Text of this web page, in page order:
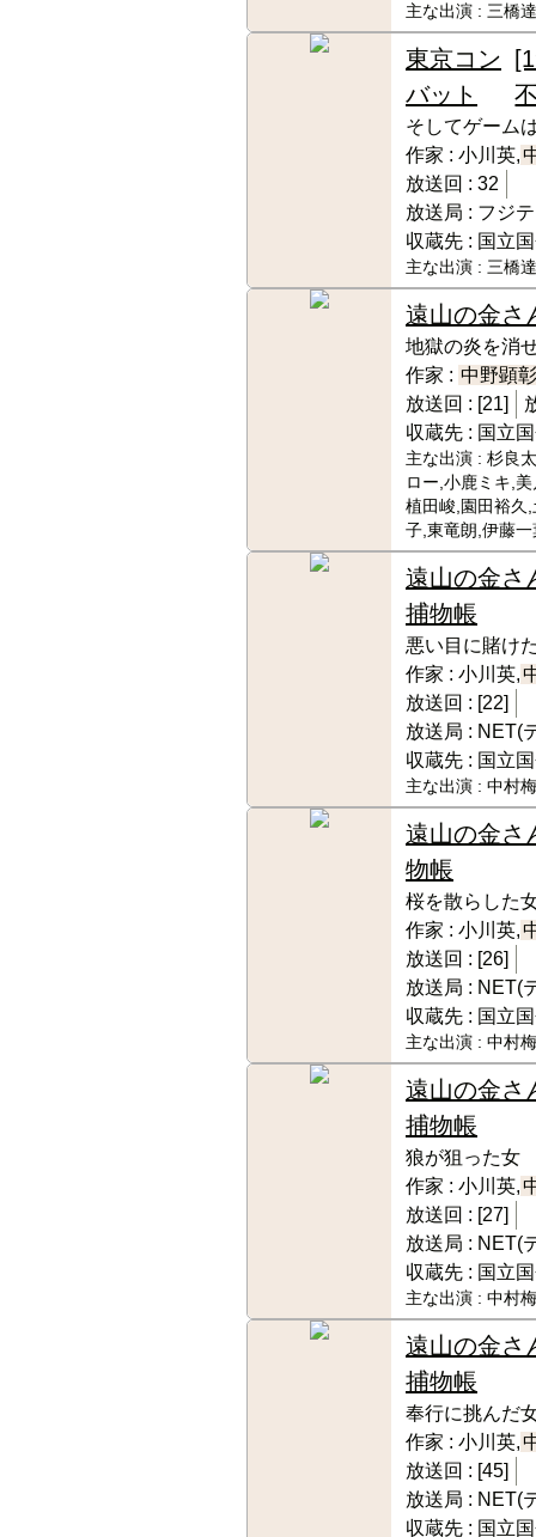
主な出演 : 三橋
東京コン
バット
そしてゲーム
作家 : 小川英,
放送回 : 32
放送局 : フジ
収蔵先 : 国立
主な出演 : 三橋
遠山の金さ
地獄の炎を消
作家 : 中野顕彰
放送回 : [21]
収蔵先 : 国立
主な出演 : 杉良
ロー,小鹿ミキ,
植田峻,園田裕久
子,東竜朗,伊藤一
遠山の金さ
捕物帳
悪い目に賭け
作家 : 小川英,
放送回 : [22]
放送局 : NET(
収蔵先 : 国立
主な出演 : 中村
遠山の金さ
物帳
桜を散らした
作家 : 小川英,
放送回 : [26]
放送局 : NET(
収蔵先 : 国立
主な出演 : 中村
遠山の金さ
捕物帳
狼が狙った女
作家 : 小川英,
放送回 : [27]
放送局 : NET(
収蔵先 : 国立
主な出演 : 中村
遠山の金さ
捕物帳
奉行に挑んだ
作家 : 小川英,
放送回 : [45]
放送局 : NET(
収蔵先 : 国立